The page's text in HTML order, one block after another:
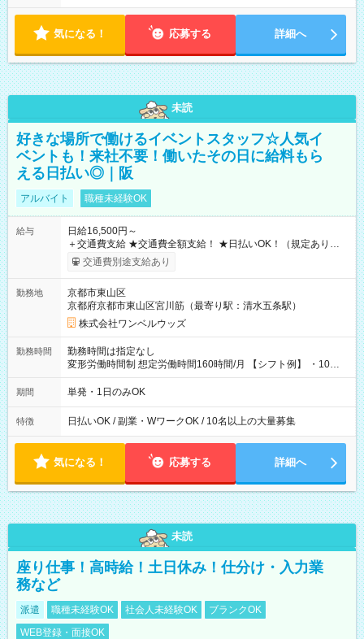
気になる！ 応募する 詳細へ
未読
好きな場所で働けるイベントスタッフ☆人気イ
ベントも！来社不要！働いたその日に給料もら
える日払い◎｜阪
アルバイト 職種未経験OK
給与
日給16,500円～
＋交通費支給 ★交通費全額支給！ ★日払いOK！（規定あり） ┗
働いたその日に現金GET♪ お仕事後はコンビニATMから 日払
交通費別途支給あり
勤務地
京都市東山区
京都府京都市東山区宮川筋（最寄り駅：清水五条駅）
株式会社ワンベルウッズ
勤務時間
勤務時間は指定なし
変形労働時間制 想定労働時間160時間/月 【シフト例】 ・10：
00～20：00
期間 単発・1日のみOK
特徴 日払いOK / 副業・WワークOK / 10名以上の大量募集
気になる！ 応募する 詳細へ
未読
座り仕事！高時給！土日休み！仕分け・入力業
務など
派遣 職種未経験OK 社会人未経験OK
ブランクOK
WEB登録・面接OK